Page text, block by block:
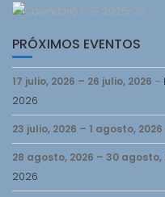
PRÓXIMOS EVENTOS
17 julio, 2026 – 26 julio, 2026 –
2026
23 julio, 2026 – 1 agosto, 2026
28 agosto, 2026 – 30 agosto,
2026